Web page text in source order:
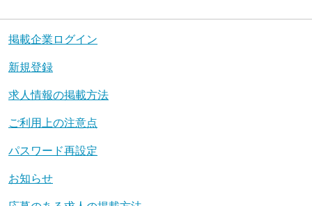
掲載企業ログイン
新規登録
求人情報の掲載方法
ご利用上の注意点
パスワード再設定
お知らせ